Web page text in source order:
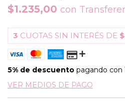
$1.235,00 con
3 CUOTAS SIN INTERÉS DE
5% de descuento pagando con
VER MEDIOS DE PAGO